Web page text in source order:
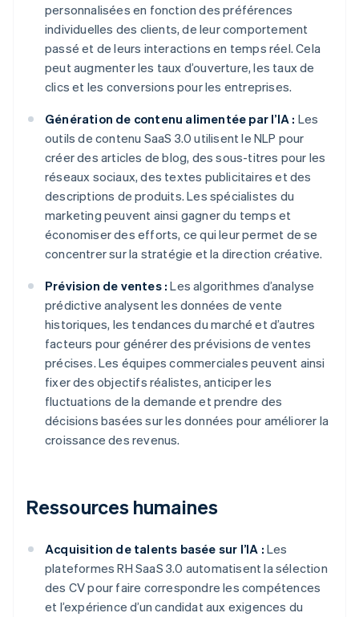
personnalisées en fonction des préférences
individuelles des clients, de leur comportement
passé et de leurs interactions en temps réel. Cela
peut augmenter les taux d’ouverture, les taux de
clics et les conversions pour les entreprises.
Génération de contenu alimentée par l’IA : Les
outils de contenu SaaS 3.0 utilisent le NLP pour
créer des articles de blog, des sous-titres pour les
réseaux sociaux, des textes publicitaires et des
descriptions de produits. Les spécialistes du
marketing peuvent ainsi gagner du temps et
économiser des efforts, ce qui leur permet de se
concentrer sur la stratégie et la direction créative.
Prévision de ventes : Les algorithmes d’analyse
prédictive analysent les données de vente
historiques, les tendances du marché et d’autres
facteurs pour générer des prévisions de ventes
précises. Les équipes commerciales peuvent ainsi
fixer des objectifs réalistes, anticiper les
fluctuations de la demande et prendre des
décisions basées sur les données pour améliorer la
croissance des revenus.
Ressources humaines
Acquisition de talents basée sur l’IA : Les
plateformes RH SaaS 3.0 automatisent la sélection
des CV pour faire correspondre les compétences
et l’expérience d’un candidat aux exigences du